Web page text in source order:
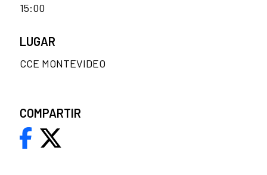
15:00
LUGAR
CCE MONTEVIDEO
COMPARTIR